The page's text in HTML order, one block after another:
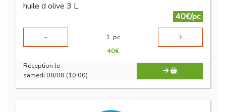
huile d olive 3 L
40€/pc
-
1 pc +
40€
Réception le
samedi 08/08 (10:00)